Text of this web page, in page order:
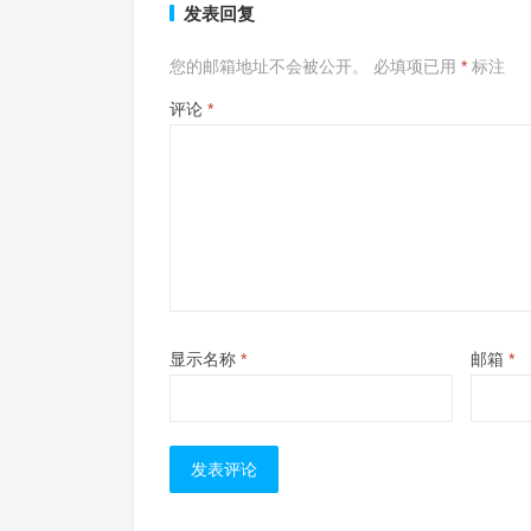
发表回复
您的邮箱地址不会被公开。 必填项已用 * 标注
评论 *
显示名称 * 邮箱 *